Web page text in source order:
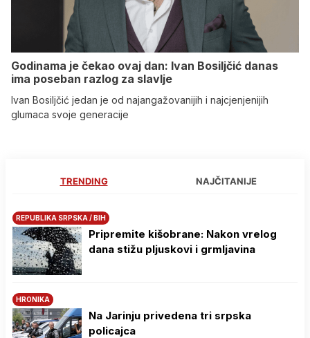
Godinama je čekao ovaj dan: Ivan Bosiljčić danas
ima poseban razlog za slavlje
Ivan Bosiljčić jedan je od najangažovanijih i najcjenjenijih
glumaca svoje generacije
TRENDING NAJČITANIJE
REPUBLIKA SRPSKA / BIH
Pripremite kišobrane: Nakon vrelog
dana stižu pljuskovi i grmljavina
HRONIKA
Na Јarinju privedena tri srpska
policajca